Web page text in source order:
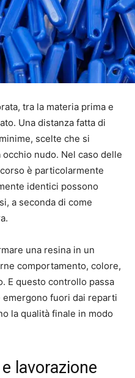
tra la materia prima e
Una distanza fatta di
scelte che si
nudo. Nel caso delle
è particolarmente
identici possono
a seconda di come
una resina in un
comportamento, colore,
E questo controllo passa
fuori dai reparti
la qualità finale in modo
lavorazione